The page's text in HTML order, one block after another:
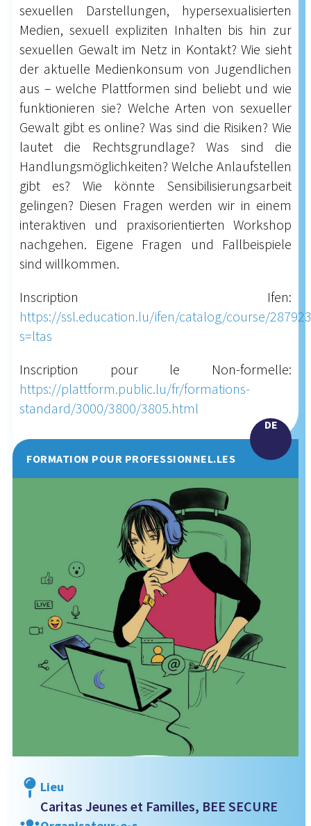
sexuellen Darstellungen, hypersexualisierten
Medien, sexuell expliziten Inhalten bis hin zur
sexuellen Gewalt im Netz in Kontakt? Wie sieht
der aktuelle Medienkonsum von Jugendlichen
aus – welche Plattformen sind beliebt und wie
funktionieren sie? Welche Arten von sexueller
Gewalt gibt es online? Was sind die Risiken? Wie
lautet die Rechtsgrundlage? Was sind die
Handlungsmöglichkeiten? Welche Anlaufstellen
gibt es? Wie könnte Sensibilisierungsarbeit
gelingen? Diesen Fragen werden wir in einem
interaktiven und praxisorientierten Workshop
nachgehen. Eigene Fragen und Fallbeispiele
sind willkommen.
Inscription Ifen:
https://ssl.education.lu/ifen/catalog/course/
s=ltas
Inscription pour le Non-formelle:
https://plattform.public.lu/fr/formations-
standard/3000/3800/3805.html
FORMATION POUR PROFESSIONNEL.LES
DE
Lieu
Caritas Jeunes et Familles, BEE SECURE